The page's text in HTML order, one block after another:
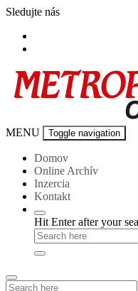
Skip
content
Sledujte nás
Metropola-
MENU Toggle navigation
Domov
Online Archív
Inzercia
Kontakt
Hit Enter after your
Search